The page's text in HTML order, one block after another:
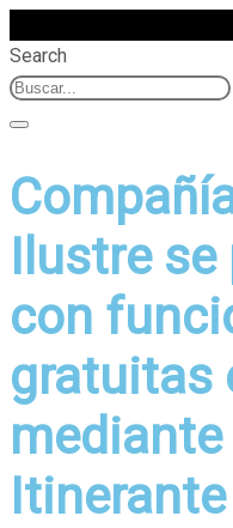
Search
Ilustre se
con
gratuitas